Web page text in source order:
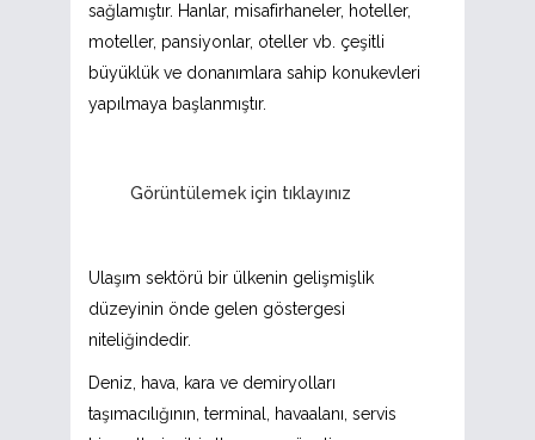
sağlamıştır. Hanlar, misafirhaneler, hoteller,
moteller, pansiyonlar, oteller vb. çeşitli
büyüklük ve donanımlara sahip konukevleri
yapılmaya başlanmıştır.
Görüntülemek için tıklayınız
Ulaşım sektörü bir ülkenin gelişmişlik
düzeyinin önde gelen göstergesi
niteliğindedir.
Deniz, hava, kara ve demiryolları
taşımacılığının, terminal, havaalanı, servis